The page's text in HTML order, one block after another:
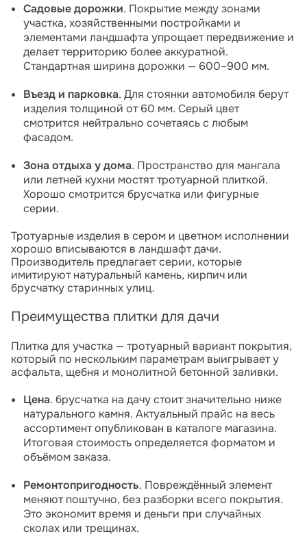
Садовые дорожки. Покрытие между зонами
участка, хозяйственными постройками и
элементами ландшафта упрощает передвижение и
делает территорию более аккуратной.
Стандартная ширина дорожки — 600–900 мм.
Въезд и парковка. Для стоянки автомобиля берут
изделия толщиной от 60 мм. Серый цвет
смотрится нейтрально сочетаясь с любым
фасадом.
Зона отдыха у дома. Пространство для мангала
или летней кухни мостят тротуарной плиткой.
Хорошо смотрится брусчатка или фигурные
серии.
Тротуарные изделия в сером и цветном исполнении
хорошо вписываются в ландшафт дачи.
Производитель предлагает серии, которые
имитируют натуральный камень, кирпич или
брусчатку старинных улиц.
Преимущества плитки для дачи
Плитка для участка — тротуарный вариант покрытия,
который по нескольким параметрам выигрывает у
асфальта, щебня и монолитной бетонной заливки.
Цена. брусчатка на дачу стоит значительно ниже
натурального камня. Актуальный прайс на весь
ассортимент опубликован в каталоге магазина.
Итоговая стоимость определяется форматом и
объёмом заказа.
Ремонтопригодность. Повреждённый элемент
меняют поштучно, без разборки всего покрытия.
Это экономит время и деньги при случайных
сколах или трещинах.